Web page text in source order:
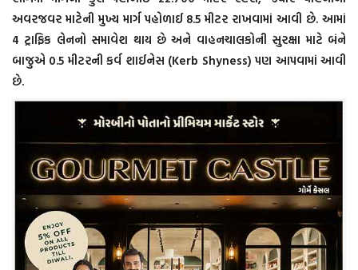
અવરજવર માટેની મુખ્ય માર્ગ પહોળાઈ 8.5 મીટર રાખવામાં આવી છે. આમાં
4 ટ્રાફિક લેનનો સમાવેશ થાય છે અને વાહનચાલકોની સુરક્ષા માટે બંને
બાજુએ 0.5 મીટરની કર્વ શાઈનેસ (Kerb Shyness) પણ આપવામાં આવી
છે.